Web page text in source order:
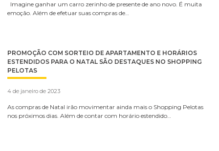
Imagine ganhar um carro zerinho de presente de ano novo. É muita
emoção. Além de efetuar suas compras de…
PROMOÇÃO COM SORTEIO DE APARTAMENTO E HORÁRIOS
ESTENDIDOS PARA O NATAL SÃO DESTAQUES NO SHOPPING
PELOTAS
4 de janeiro de 2023
As compras de Natal irão movimentar ainda mais o Shopping Pelotas
nos próximos dias. Além de contar com horário estendido…